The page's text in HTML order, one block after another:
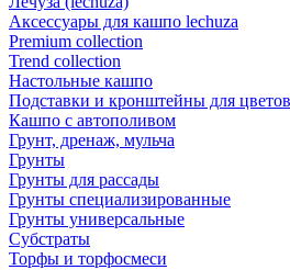
Аксессуары для кашпо lechuza
Premium collection
Trend collection
Настольные кашпо
Подставки и кронштейны для цветов
Кашпо с автополивом
Грунт, дренаж, мульча
Грунты
Грунты для рассады
Грунты специализированные
Грунты универсальные
Субстраты
Торфы и торфосмеси